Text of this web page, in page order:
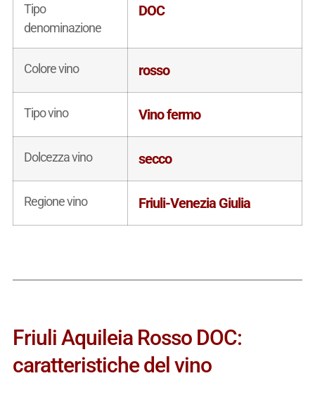
Tipo
denominazione
DOC
Colore vino rosso
Tipo vino Vino fermo
Dolcezza vino secco
Regione vino Friuli-Venezia Giulia
Friuli Aquileia Rosso DOC:
caratteristiche del vino